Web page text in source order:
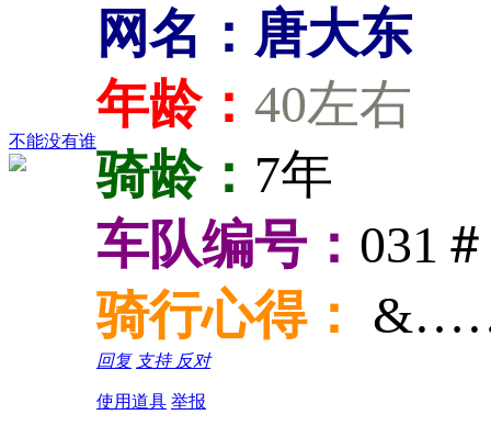
不能没有谁
网名：唐大东
年龄： 40左右
骑龄： 7年
车队编号： 031＃
骑行心得：
回复 支持 反对
使用道具 举报